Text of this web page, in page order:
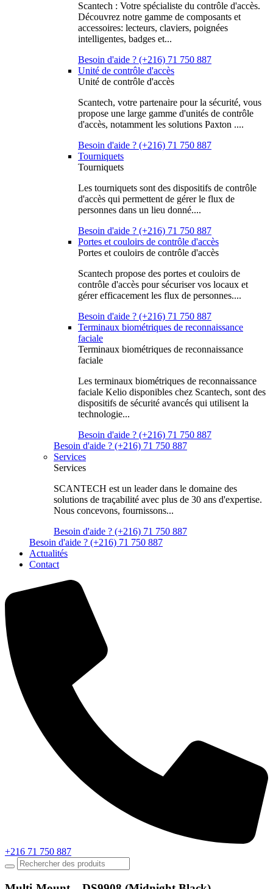
Scantech : Votre spécialiste du contrôle d'accès.
Découvrez notre gamme de composants et
accessoires: lecteurs, claviers, poignées
intelligentes, badges et...
Besoin d'aide ? (+216) 71 750 887
Unité de contrôle d'accès
Unité de contrôle d'accès
Scantech, votre partenaire pour la sécurité, vous
propose une large gamme d'unités de contrôle
d'accès, notamment les solutions Paxton ....
Besoin d'aide ? (+216) 71 750 887
Tourniquets
Tourniquets
Les tourniquets sont des dispositifs de contrôle
d'accès qui permettent de gérer le flux de
personnes dans un lieu donné....
Besoin d'aide ? (+216) 71 750 887
Portes et couloirs de contrôle d'accès
Portes et couloirs de contrôle d'accès
Scantech propose des portes et couloirs de
contrôle d'accès pour sécuriser vos locaux et
gérer efficacement les flux de personnes....
Besoin d'aide ? (+216) 71 750 887
Terminaux biométriques de reconnaissance
faciale
Terminaux biométriques de reconnaissance
faciale
Les terminaux biométriques de reconnaissance
faciale Kelio disponibles chez Scantech, sont des
dispositifs de sécurité avancés qui utilisent la
technologie...
Besoin d'aide ? (+216) 71 750 887
Besoin d'aide ? (+216) 71 750 887
Services
Services
SCANTECH est un leader dans le domaine des
solutions de traçabilité avec plus de 30 ans d'expertise.
Nous concevons, fournissons...
Besoin d'aide ? (+216) 71 750 887
Besoin d'aide ? (+216) 71 750 887
Actualités
Contact
+216 71 750 887